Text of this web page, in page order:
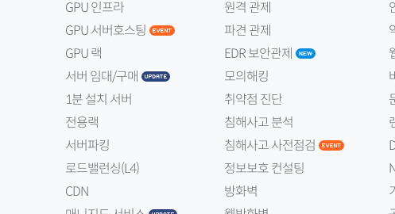
GPU 인프라
GPU 서버호스팅
GPU 랙
서버 임대/구매
1분 설치 서버
전용랙
서버파킹
로드밸런싱(L4)
CDN
원격 관제
파견 관제
EDR 보안관제
모의해킹
취약점 진단
침해사고 분석
침해사고 사전점검
정보보호 컨설팅
방화벽